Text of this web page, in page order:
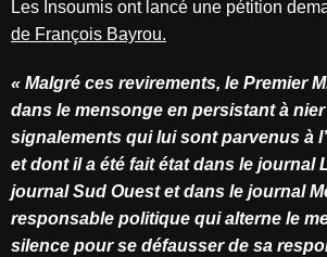
Les Insoumis ont lancé une pétition
de François Bayrou.
« Malgré ces revirements, le Premier
dans le mensonge en persistant à
signalements qui lui sont parvenus à
et dont il a été fait état dans le journal
journal Sud Ouest et dans le journal
responsable politique qui alterne le
silence pour se défausser de sa